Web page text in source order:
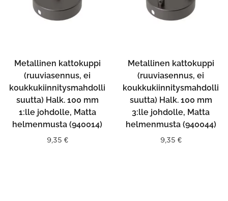
Metallinen kattokuppi
(ruuviasennus, ei
koukkukiinnitysmahdolli
suutta) Halk. 100 mm
1:lle johdolle, Matta
helmenmusta (940014)
9,35 €
Metallinen kattokuppi
(ruuviasennus, ei
koukkukiinnitysmahdolli
suutta) Halk. 100 mm
3:lle johdolle, Matta
helmenmusta (940044)
9,35 €